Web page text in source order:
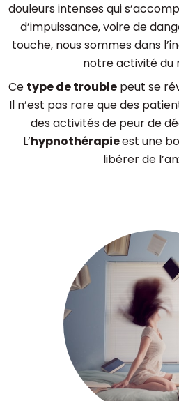
douleurs intenses qui
d’impuissance, voire de
touche, nous sommes dans
notre activité du
Ce type de trouble peut se
Il n’est pas rare que des
des activités de peur de
L’hypnothérapieest une
libérer de